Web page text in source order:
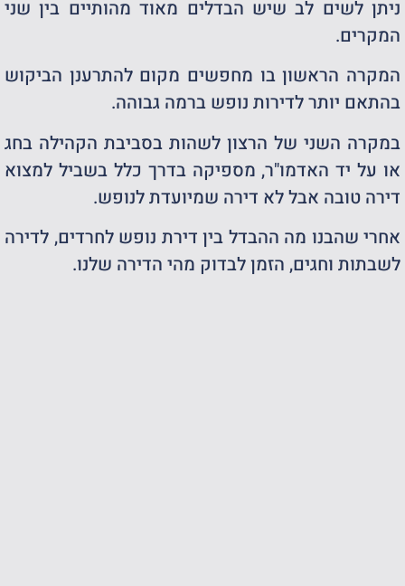
ניתן לשים לב שיש הבדלים מאוד מהותיים בין שני
המקרים.
המקרה הראשון בו מחפשים מקום להתרענן הביקוש
בהתאם יותר לדירות נופש ברמה גבוהה.
במקרה השני של הרצון לשהות בסביבת הקהילה בחג
או על יד האדמו"ר, מספיקה בדרך כלל בשביל למצוא
דירה טובה אבל לא דירה שמיועדת לנופש.
אחרי שהבנו מה ההבדל בין דירת נופש לחרדים, לדירה
לשבתות וחגים, הזמן לבדוק מהי הדירה שלנו.